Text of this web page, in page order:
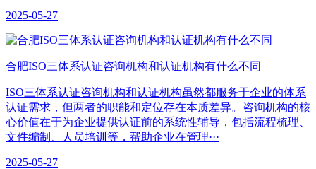
2025-05-27
合肥ISO三体系认证咨询机构和认证机构有什么不同
ISO三体系认证咨询机构和认证机构虽然都服务于企业的体系
认证需求，但两者的职能和定位存在本质差异。咨询机构的核
心价值在于为企业提供认证前的系统性辅导，包括流程梳理、
文件编制、人员培训等，帮助企业在管理···
2025-05-27